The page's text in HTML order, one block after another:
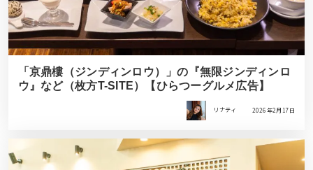
「京鼎樓（ジンディンロウ）」の『無限ジンディンロ
ウ』など（枚方T-SITE）【ひらつーグルメ広告】
リナティ 2026年2月17日